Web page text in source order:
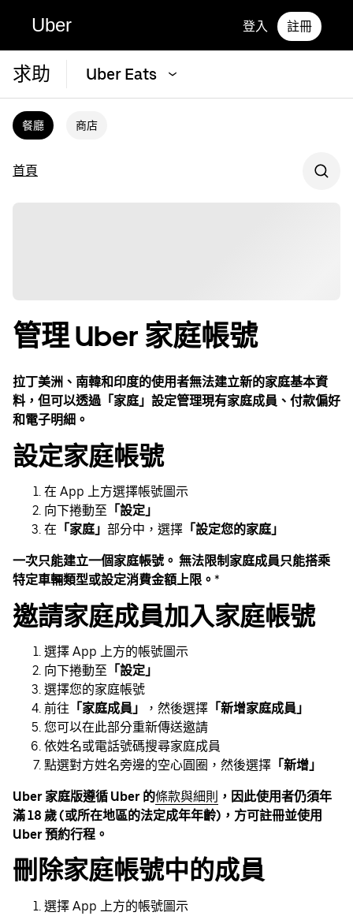
Uber 登入 註冊
求助 Uber Eats
餐廳 商店
首頁
管理 Uber 家庭帳號
拉丁美洲、南韓和印度的使用者無法建立新的家庭基本資
料，但可以透過「家庭」設定管理現有家庭成員、付款偏好
和電子明細。
設定家庭帳號
在 App 上方選擇帳號圖示
向下捲動至 「設定」
在 「家庭」 部分中，選擇 「設定您的家庭」
一次只能建立一個家庭帳號。 無法限制家庭成員只能搭乘
特定車輛類型或設定消費金額上限。 *
邀請家庭成員加入家庭帳號
選擇 App 上方的帳號圖示
向下捲動至 「設定」
選擇您的家庭帳號
前往 「家庭成員」 ，然後選擇 「新增家庭成員」
您可以在此部分重新傳送邀請
依姓名或電話號碼搜尋家庭成員
點選對方姓名旁邊的空心圓圈，然後選擇 「新增」
Uber 家庭版遵循 Uber 的條款與細則 ，因此使用者仍須年
滿 18 歲 (或所在地區的法定成年年齡)，方可註冊並使用
Uber 預約行程。
刪除家庭帳號中的成員
選擇 App 上方的帳號圖示